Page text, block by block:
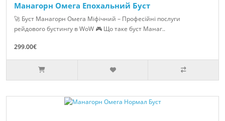
Манагорн Омега Епохальний Буст
🚀 Буст Манагорн Омега Міфічний – Професійні послуги
рейдового бустингу в WoW 🎮 Що таке буст Манаг..
299.00€